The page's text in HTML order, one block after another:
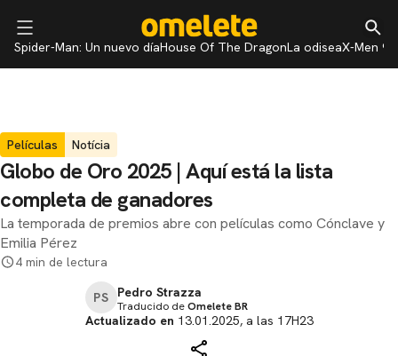
Spider-Man: Un nuevo díaHouse Of The DragonLa odiseaX-Men 97
Películas Notícia
Globo de Oro 2025 | Aquí está la lista
completa de ganadores
La temporada de premios abre con películas como Cónclave y
Emilia Pérez
4 min de lectura
PS Pedro Strazza
Traducido deOmelete BR
Actualizado en 13.01.2025, a las 17H23